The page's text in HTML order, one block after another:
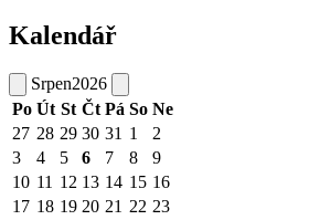
Kalendář
Srpen2026
Po Út St Čt Pá So Ne
27 28 29 30 31 1
2
3
4 5 6 7 8
9
10 11 12 13 14 15 16
17 18 19 20 21 22 23